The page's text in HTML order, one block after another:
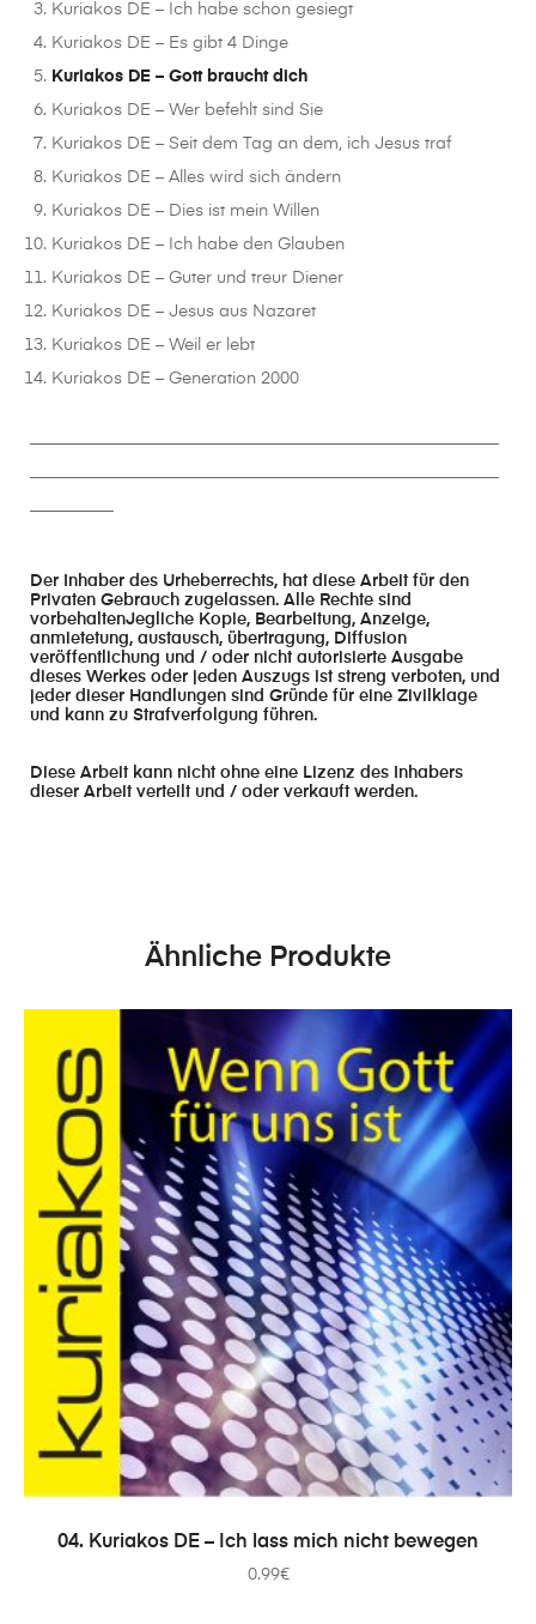
Kuriakos DE – Ich habe schon gesiegt
Kuriakos DE – Es gibt 4 Dinge
Kuriakos DE – Gott braucht dich
Kuriakos DE – Wer befehlt sind Sie
Kuriakos DE – Seit dem Tag an dem, ich Jesus traf
Kuriakos DE – Alles wird sich ändern
Kuriakos DE – Dies ist mein Willen
Kuriakos DE – Ich habe den Glauben
Kuriakos DE – Guter und treur Diener
Kuriakos DE – Jesus aus Nazaret
Kuriakos DE – Weil er lebt
Kuriakos DE – Generation 2000
Der Inhaber des Urheberrechts, hat diese Arbeit für den
Privaten Gebrauch zugelassen. Alle Rechte sind
vorbehaltenJegliche Kopie, Bearbeitung, Anzeige,
anmietetung, austausch, übertragung, Diffusion
veröffentlichung und / oder nicht autorisierte Ausgabe
dieses Werkes oder jeden Auszugs ist streng verboten, und
jeder dieser Handlungen sind Gründe für eine Zivilklage
und kann zu Strafverfolgung führen.
Diese Arbeit kann nicht ohne eine Lizenz des Inhabers
dieser Arbeit verteilt und / oder verkauft werden.
Ähnliche Produkte
IN DEN WARENKORB
04. Kuriakos DE – Ich lass mich nicht bewegen
0.99€